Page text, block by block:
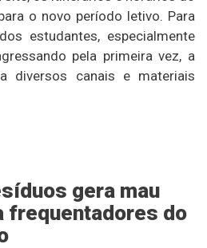
o novo período letivo. Para
estudantes, especialmente
pela primeira vez, a
diversos canais e materiais
gera mau
frequentadores do